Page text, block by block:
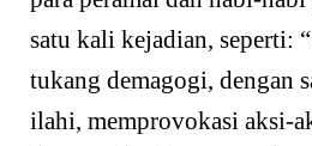
satu kali kejadian, seperti:
tukang demagogi, dengan
ilahi, memprovokasi aksi-